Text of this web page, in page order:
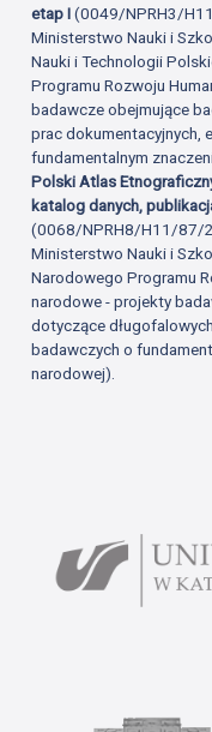
etap I(0049/NPRH3/
Ministerstwo Nauki i
Nauki i Technologii
Programu Rozwoju
badawcze obejmujące
prac dokumentacyjnych,
fundamentalnym
Polski Atlas
katalog danych,
(0068/NPRH8/H11/87/
Ministerstwo Nauki i
Narodowego Programu
narodowe - projekty
dotyczące
badawczych o
narodowej).